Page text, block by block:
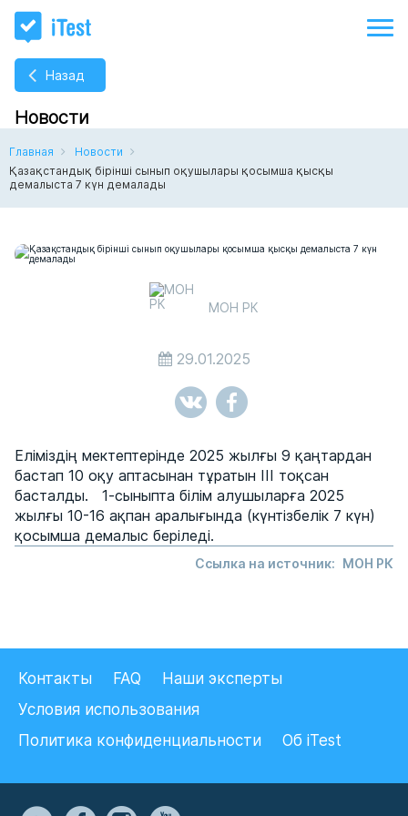
Назад
Новости
Главная
Новости
Қазақстандық бірінші сынып оқушылары қосымша қысқы
демалыста 7 күн демалады
МОН РК
29.01.2025
Еліміздің мектептерінде 2025 жылғы 9 қаңтардан
бастап 10 оқу аптасынан тұратын III тоқсан
басталды. 1-сыныпта білім алушыларға 2025
жылғы 10-16 ақпан аралығында (күнтізбелік 7 күн)
қосымша демалыс беріледі.
Ссылка на источник: МОН РК
Контакты FAQ
Наши эксперты
Условия использования
Политика конфиденциальности
Об iTest